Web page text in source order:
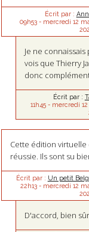
Écrit par :
09h53- mercredi 12
Je ne
vois que Thierry
donc
Écrit par :
11h45- mercredi 12
Cette édition virtuelle
réussie. Ils sont su
Écrit par : Un petit
22h13- mercredi 12
D'accord, bien